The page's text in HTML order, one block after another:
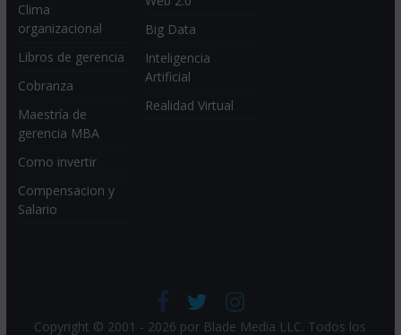
Clima
organizacional
Libros de gerencia
Cobranza
Maestría de
gerencia MBA
Como invertir
Compensacion y
Salario
Big Data
Inteligencia
Artificial
Realidad Virtual
Copyright © 2001 - 2026 por Blade Media LLC. Todos los